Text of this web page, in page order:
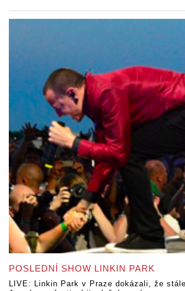
POSLEDNÍ SHOW LINKIN PARK
LIVE: Linkin Park v Praze dokázali, že